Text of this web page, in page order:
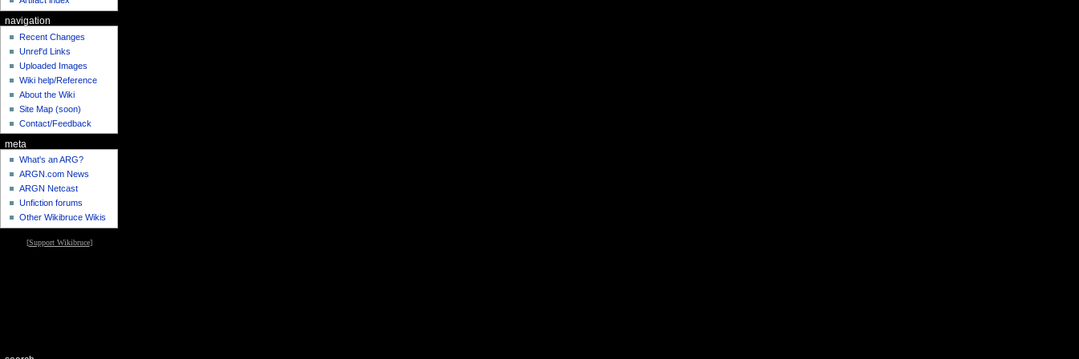
navigation
Recent Changes
Unref'd Links
Uploaded Images
Wiki help/Reference
About the Wiki
Site Map (soon)
Contact/Feedback
meta
What's an ARG?
ARGN.com News
ARGN Netcast
Unfiction forums
Other Wikibruce Wikis
[Support Wikibruce]